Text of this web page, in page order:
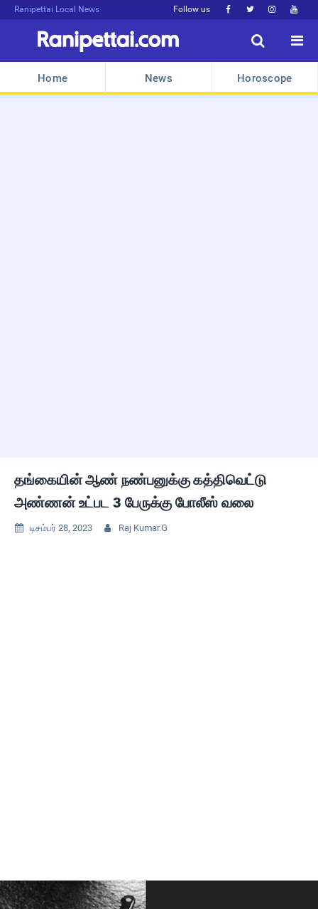
Ranipettai Local News Follow us    


Home News Horoscope
தங்கையின் ஆண் நண்பனுக்கு கத்திவெட்டு
அண்ணன் உட்பட 3 பேருக்கு போலீஸ் வலை
 டிசம்பர் 28, 2023  Raj Kumar.G